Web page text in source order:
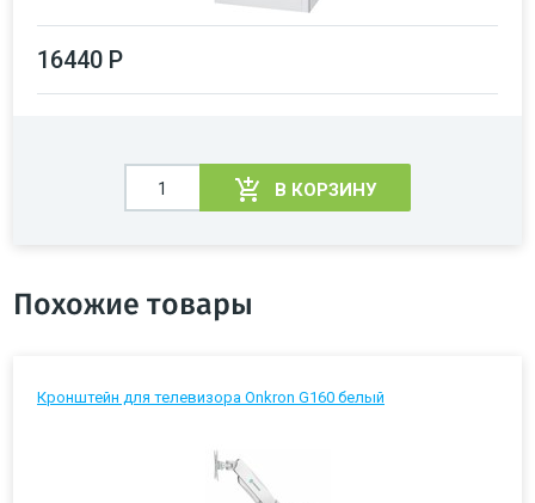
16440 Р
В КОРЗИНУ
Похожие товары
Кронштейн для телевизора Onkron G160 белый